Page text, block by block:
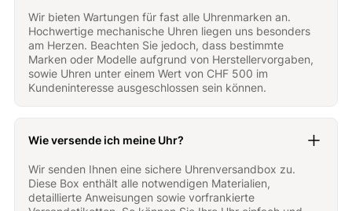
Wir bieten Wartungen für fast alle Uhrenmarken an.
Hochwertige mechanische Uhren liegen uns besonders
am Herzen. Beachten Sie jedoch, dass bestimmte
Marken oder Modelle aufgrund von Herstellervorgaben,
sowie Uhren unter einem Wert von CHF 500 im
Kundeninteresse ausgeschlossen sein können.
Wie versende ich meine Uhr?
Wir senden Ihnen eine sichere Uhrenversandbox zu.
Diese Box enthält alle notwendigen Materialien,
detaillierte Anweisungen sowie vorfrankierte